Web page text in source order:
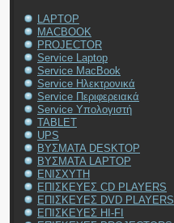
LAPTOP
MACBOOK
PROJECTOR
Service Laptop
Service MacBook
Service Ηλεκτρονικά
Service Περιφερειακά
Service Υπολογιστή
TABLET
UPS
ΒΥΣΜΑΤΑ DESKTOP
ΒΥΣΜΑΤΑ LAPTOP
ΕΝΙΣΧΥΤΗ
ΕΠΙΣΚΕΥΕΣ CD PLAYERS
ΕΠΙΣΚΕΥΕΣ DVD PLAYERS
ΕΠΙΣΚΕΥΕΣ HI-FI